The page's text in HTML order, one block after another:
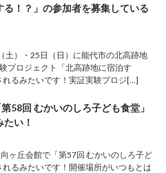
る！？」の参加者を募集している
土）・25日（日）に能代市の北高跡地
プロジェクト「北高跡地に宿泊す
れるみたいです！実証実験プロジ[…]
第58回 むかいのしろ子ども食堂」
い！
ヶ丘会館で「第57回 むかいのしろ子ど
れるみたいです！開催場所がいつもとは